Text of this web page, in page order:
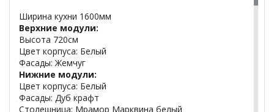
Ширина кухни 1600мм
Верхние модули:
Высота 720см
Цвет корпуса: Белый
Фасады: Жемчуг
Нижние модули:
Цвет корпуса: Белый
Фасады: Дуб крафт
Столешница: Мрамор Марквина белый